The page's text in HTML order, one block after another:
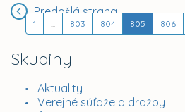
Skupiny
Aktuality
Verejné súťaže a dražby
Predošlá strana
1 ... 803 804 805 806